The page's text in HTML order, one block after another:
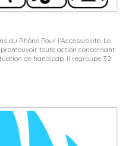
du Rhône Pour l’Accessibilité. Le
toute action concernant
de handicap. Il regroupe 32